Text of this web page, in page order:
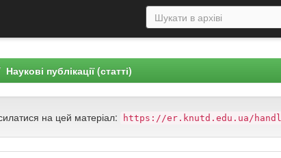
Наукові публікації (статті)
на цей матеріал: https://er.knutd.edu.ua/